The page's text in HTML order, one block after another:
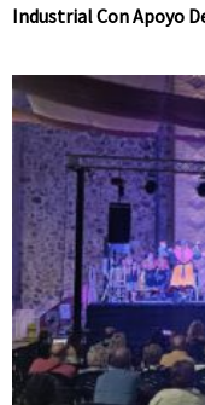
Industrial Con Apoyo